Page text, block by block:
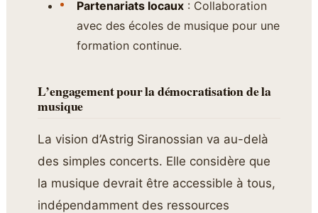
Partenariats locaux: Collaboration
avec des écoles de musique pour une
formation continue.
L’engagement pour la démocratisation de la
musique
La vision d’Astrig Siranossian va au-delà
des simples concerts. Elle considère que
la musique devrait être accessible à tous,
indépendamment des ressources